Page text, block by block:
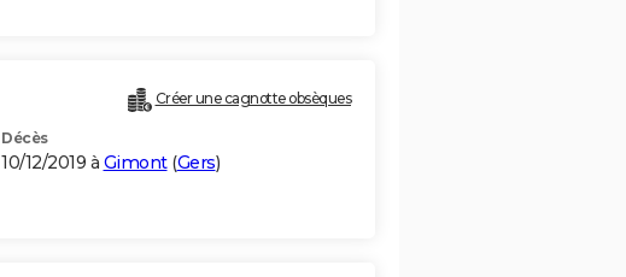
Créer une cagnotte obsèques
Décès
10/12/2019 à Gimont(Gers)